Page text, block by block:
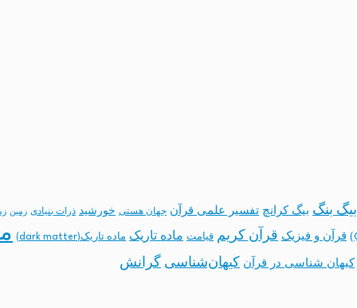
بیگ بنگ بیگ کرانچ تفسیر علمی قرآن جهان هستی خورشید ذرات بنیادی زمین
قرآن و فیزیک قرآن کریم قیامت ماده تاریک ماده تاریک(dark matter)
کیهان شناسی در قرآن کیهان‌شناسی گرانش